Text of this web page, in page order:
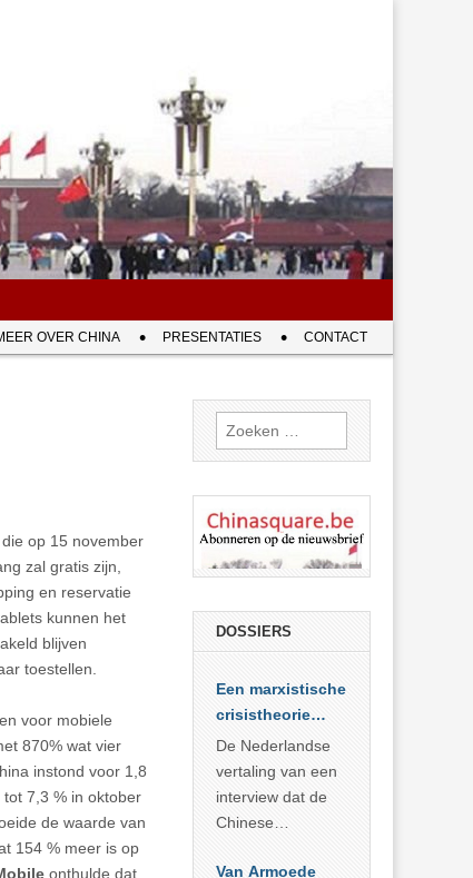
OVER CHINA PRESENTATIES CONTACT
op 15 november
zal gratis zijn,
en reservatie
kunnen het
blijven
toestellen.
voor mobiele
870% wat vier
instond voor 1,8
7,3 % in oktober
de waarde van
154 % meer is op
onthulde dat
Zoeken
naar:
DOSSIERS
Een marxistische
crisistheorie
voor vandaag
De Nederlandse
vertaling van een
interview dat de
Chinese
Sociale
Van Armoede